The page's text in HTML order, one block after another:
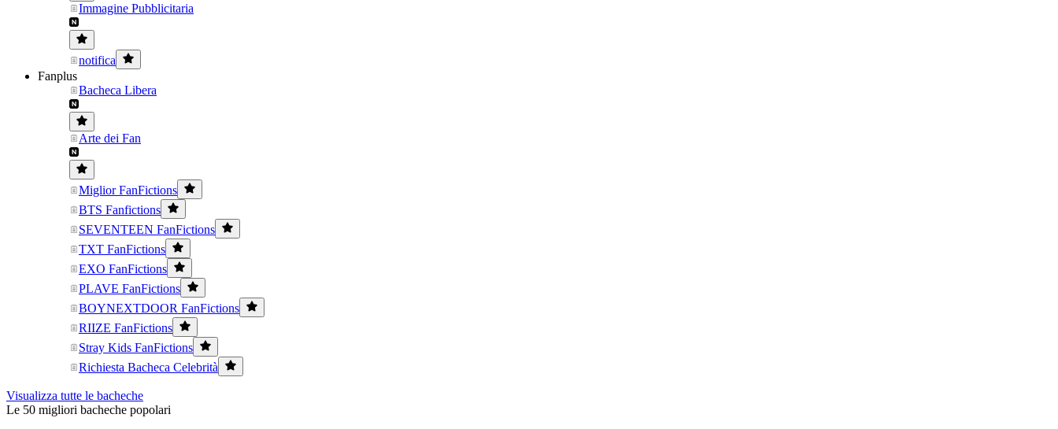
Immagine Pubblicitaria
notifica
Fanplus
Bacheca Libera
Arte dei Fan
Miglior FanFictions
BTS Fanfictions
SEVENTEEN FanFictions
TXT FanFictions
EXO FanFictions
PLAVE FanFictions
BOYNEXTDOOR FanFictions
RIIZE FanFictions
Stray Kids FanFictions
Richiesta Bacheca Celebrità
Visualizza tutte le bacheche
Le 50 migliori bacheche popolari